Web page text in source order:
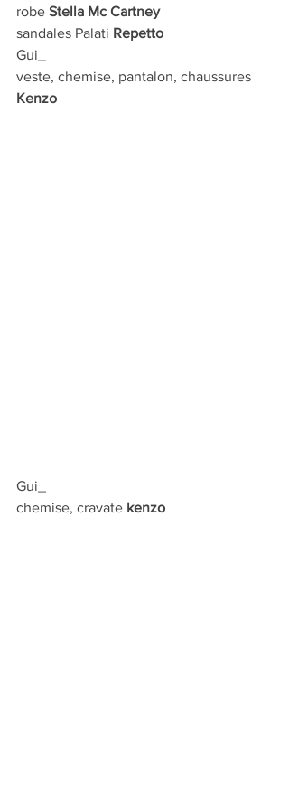
robe Stella Mc Cartney
sandales Palati Repetto
Gui_
veste, chemise, pantalon, chaussures
Kenzo
Gui_
chemise, cravate kenzo